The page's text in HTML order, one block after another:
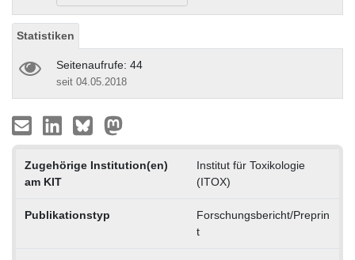
Statistiken
Seitenaufrufe: 44
seit 04.05.2018
Zugehörige Institution(en)
am KIT
Institut für Toxikologie
(ITOX)
Publikationstyp
Forschungsbericht/Preprin
t